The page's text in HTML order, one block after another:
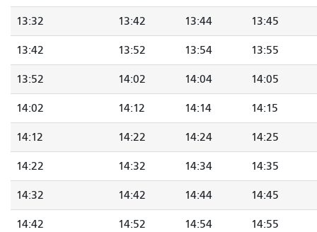
13:32 13:42 13:44 13:45
13:42 13:52 13:54 13:55
13:52 14:02 14:04 14:05
14:02 14:12 14:14 14:15
14:12 14:22 14:24 14:25
14:22 14:32 14:34 14:35
14:32 14:42 14:44 14:45
14:42 14:52 14:54 14:55